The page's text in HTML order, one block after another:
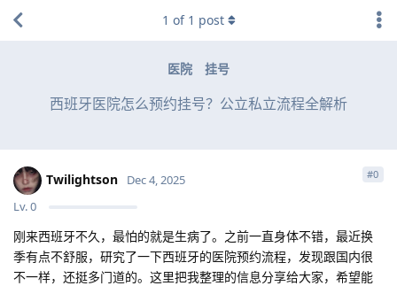
医院 挂号
西班牙医院怎么预约挂号？公立私立流程全解析
1 of 1 post
Twilightson
Lv.0
Dec 4, 2025 #0
刚来西班牙不久，最怕的就是生病了。之前一直身体不错，最近换
季有点不舒服，研究了一下西班牙的医院预约流程，发现跟国内很
不一样，还挺多门道的。这里把我整理的信息分享给大家，希望能